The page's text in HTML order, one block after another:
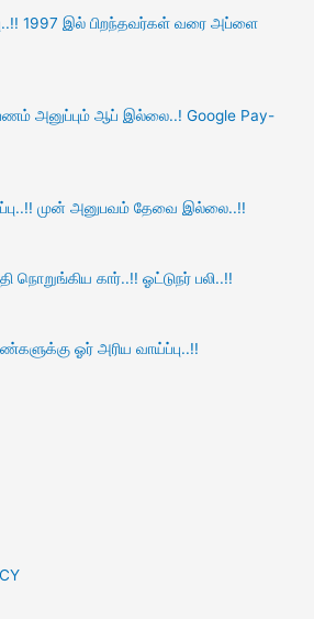
1997 இல் பிறந்தவர்கள் வரை அப்ளை
அனுப்பும் ஆப் இல்லை..! Google Pay-
முன் அனுபவம் தேவை இல்லை..!!
நொறுங்கிய கார்..!! ஓட்டுநர் பலி..!!
ஓர் அரிய வாய்ப்பு..!!